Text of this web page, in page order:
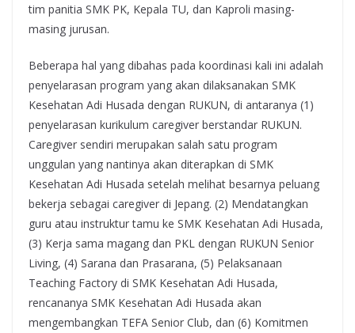
tim panitia SMK PK, Kepala TU, dan Kaproli masing-
masing jurusan.
Beberapa hal yang dibahas pada koordinasi kali ini adalah
penyelarasan program yang akan dilaksanakan SMK
Kesehatan Adi Husada dengan RUKUN, di antaranya (1)
penyelarasan kurikulum caregiver berstandar RUKUN.
Caregiver sendiri merupakan salah satu program
unggulan yang nantinya akan diterapkan di SMK
Kesehatan Adi Husada setelah melihat besarnya peluang
bekerja sebagai caregiver di Jepang. (2) Mendatangkan
guru atau instruktur tamu ke SMK Kesehatan Adi Husada,
(3) Kerja sama magang dan PKL dengan RUKUN Senior
Living, (4) Sarana dan Prasarana, (5) Pelaksanaan
Teaching Factory di SMK Kesehatan Adi Husada,
rencananya SMK Kesehatan Adi Husada akan
mengembangkan TEFA Senior Club, dan (6) Komitmen